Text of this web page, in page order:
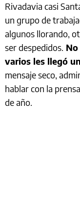
Rivadavia casi
un grupo de
algunos llorando,
ser despedidos.
varios les llegó
mensaje seco,
hablar con la
de año.